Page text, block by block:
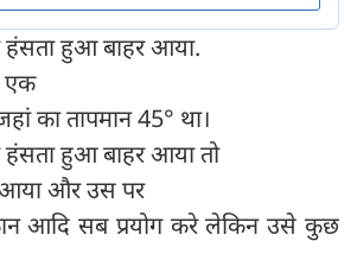
हुआ बाहर आया.
एक
का तापमान 45° था।
हुआ बाहर आया तो
आया और उस पर
आदि सब प्रयोग करे लेकिन उसे कुछ